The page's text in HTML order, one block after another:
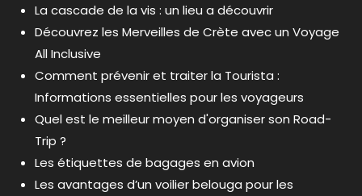
La cascade de la vis : un lieu a découvrir
Découvrez les Merveilles de Crète avec un Voyage
All Inclusive
Comment prévenir et traiter la Tourista :
Informations essentielles pour les voyageurs
Quel est le meilleur moyen d'organiser son Road-
Trip ?
Les étiquettes de bagages en avion
Les avantages d’un voilier belouga pour les